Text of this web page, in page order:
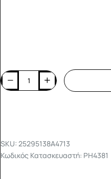
SKU: 25295138A4713
Κωδικός Κατασκευαστή: PH4381